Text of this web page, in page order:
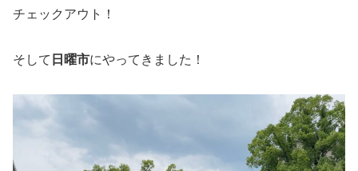
チェックアウト！
そして 日曜市にやってきました！